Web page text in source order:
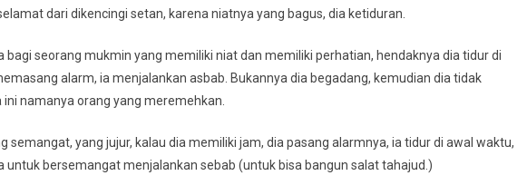
dari dikencingi setan, karena niatnya yang bagus, dia ketiduran.
bagi seorang mukmin yang memiliki niat dan memiliki perhatian, hendaknya dia tidur di
alarm, ia menjalankan asbab. Bukannya dia begadang, kemudian dia tidak
namanya orang yang meremehkan.
semangat, yang jujur, kalau dia memiliki jam, dia pasang alarmnya, ia tidur di awal waktu,
untuk bersemangat menjalankan sebab (untuk bisa bangun salat tahajud.)